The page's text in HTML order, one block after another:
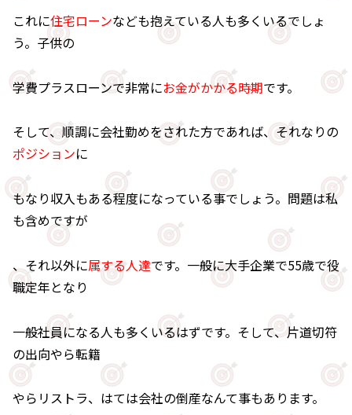
これに住宅ローンなども抱えている人も多くいるでしょ
う。子供の
学費プラスローンで非常にお金がかかる時期です。
そして、順調に会社勤めをされた方であれば、それなりの
ポジションに
もなり収入もある程度になっている事でしょう。問題は私
も含めですが
、それ以外に属する人達です。一般に大手企業で55歳で役
職定年となり
一般社員になる人も多くいるはずです。そして、片道切符
の出向やら転籍
やらリストラ、はては会社の倒産なんて事もあります。